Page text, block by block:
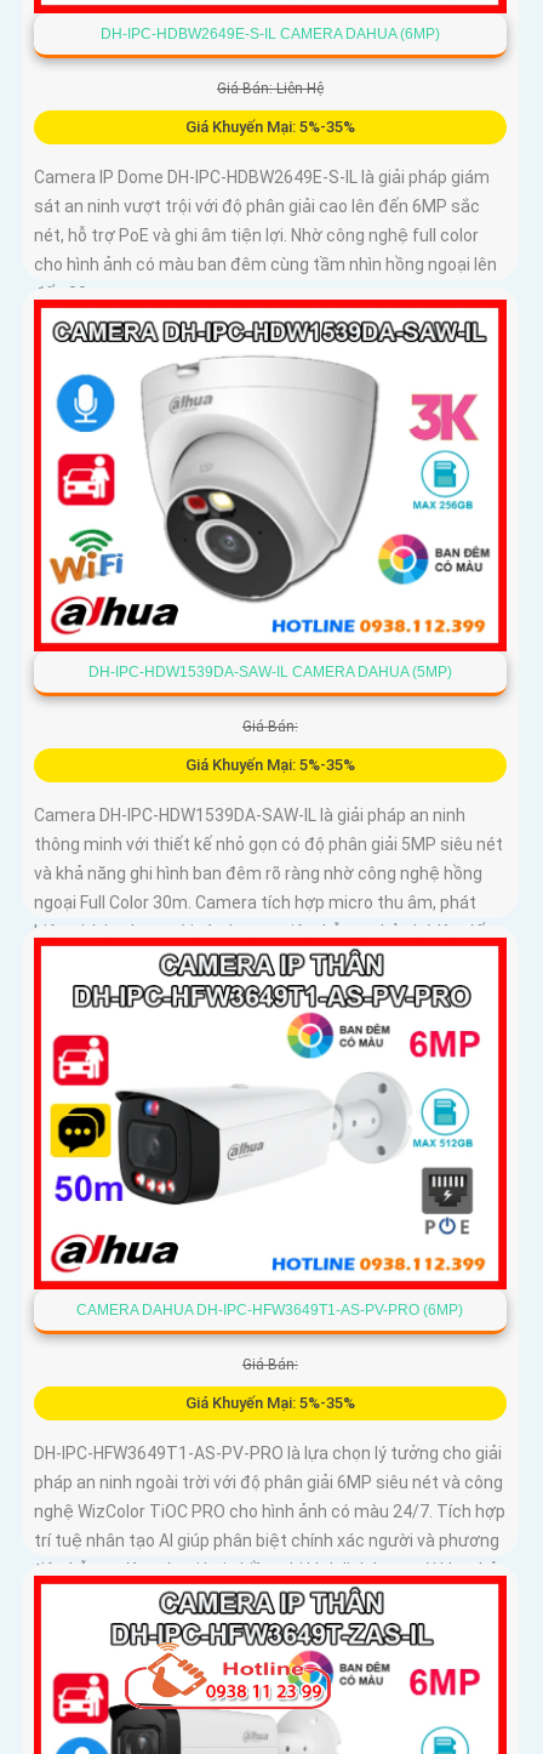
DH-IPC-HDBW2649E-S-IL CAMERA DAHUA (6MP)
Giá Bán: Liên Hệ
Giá Khuyến Mại: 5%-35%
Camera IP Dome DH-IPC-HDBW2649E-S-IL là giải pháp giám
sát an ninh vượt trội với độ phân giải cao lên đến 6MP sắc
nét, hỗ trợ PoE và ghi âm tiện lợi. Nhờ công nghệ full color
cho hình ảnh có màu ban đêm cùng tầm nhìn hồng ngoại lên
đến 30m
DH-IPC-HDW1539DA-SAW-IL CAMERA DAHUA (5MP)
Giá Bán:
Giá Khuyến Mại: 5%-35%
Camera DH-IPC-HDW1539DA-SAW-IL là giải pháp an ninh
thông minh với thiết kế nhỏ gọn có độ phân giải 5MP siêu nét
và khả năng ghi hình ban đêm rõ ràng nhờ công nghệ hồng
ngoại Full Color 30m. Camera tích hợp micro thu âm, phát
hiện chính xác người và phương tiện, hỗ trợ thẻ nhớ lên đến
256GB, đảm bảo ghi hình liên tục và hiệu quả
CAMERA DAHUA DH-IPC-HFW3649T1-AS-PV-PRO (6MP)
Giá Bán:
Giá Khuyến Mại: 5%-35%
DH-IPC-HFW3649T1-AS-PV-PRO là lựa chọn lý tưởng cho giải
pháp an ninh ngoài trời với độ phân giải 6MP siêu nét và công
nghệ WizColor TiOC PRO cho hình ảnh có màu 24/7. Tích hợp
trí tuệ nhân tạo AI giúp phân biệt chính xác người và phương
tiện hỗ trợ đàm thoại hai chiều, ghi hình linh hoạt với khe thẻ
nhớ lên đến 512GB